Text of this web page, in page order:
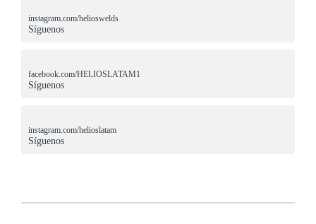
instagram.com/helioswelds
Síguenos
facebook.com/HELIOSLATAM1
Síguenos
instagram.com/helioslatam
Síguenos